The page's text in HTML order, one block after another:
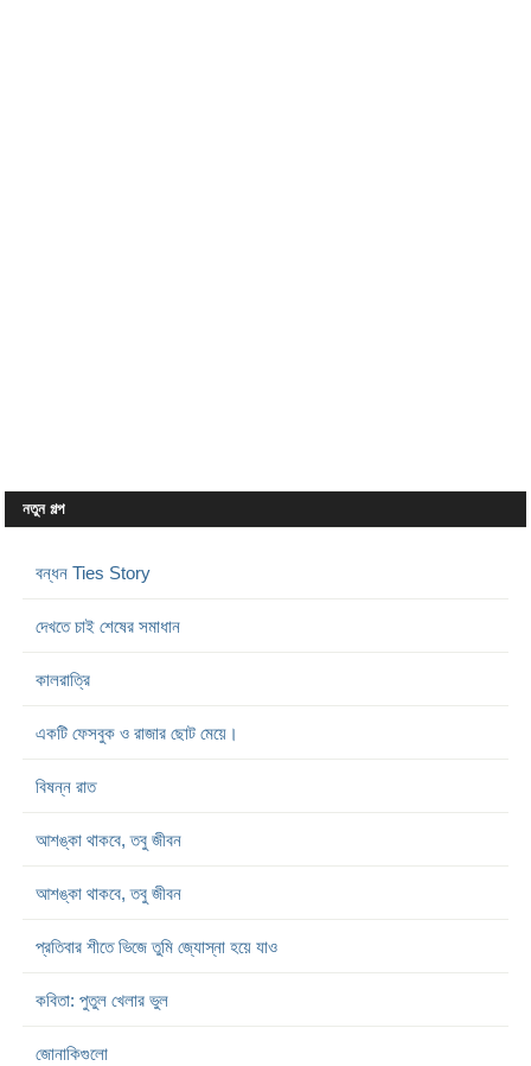
নতুন গল্প
বন্ধন Ties Story
দেখতে চাই শেষের সমাধান
কালরাত্রি
একটি ফেসবুক ও রাজার ছোট মেয়ে।
বিষন্ন রাত
আশঙ্কা থাকবে, তবু জীবন
আশঙ্কা থাকবে, তবু জীবন
প্রতিবার শীতে ভিজে তুমি জ্যোস্না হয়ে যাও
কবিতা: পুতুল খেলার ভুল
জোনাকিগুলো